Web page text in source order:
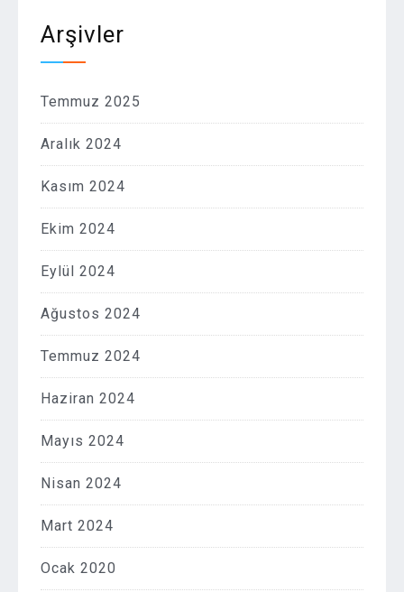
Arşivler
Temmuz 2025
Aralık 2024
Kasım 2024
Ekim 2024
Eylül 2024
Ağustos 2024
Temmuz 2024
Haziran 2024
Mayıs 2024
Nisan 2024
Mart 2024
Ocak 2020